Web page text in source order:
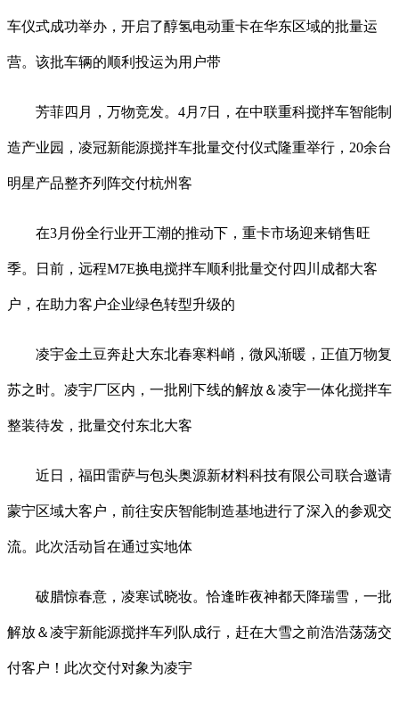
车仪式成功举办，开启了醇氢电动重卡在华东区域的批量运
营。该批车辆的顺利投运为用户带
芳菲四月，万物竞发。4月7日，在中联重科搅拌车智能制
造产业园，凌冠新能源搅拌车批量交付仪式隆重举行，20余台
明星产品整齐列阵交付杭州客
在3月份全行业开工潮的推动下，重卡市场迎来销售旺
季。日前，远程M7E换电搅拌车顺利批量交付四川成都大客
户，在助力客户企业绿色转型升级的
凌宇金土豆奔赴大东北春寒料峭，微风渐暖，正值万物复
苏之时。凌宇厂区内，一批刚下线的解放＆凌宇一体化搅拌车
整装待发，批量交付东北大客
近日，福田雷萨与包头奥源新材料科技有限公司联合邀请
蒙宁区域大客户，前往安庆智能制造基地进行了深入的参观交
流。此次活动旨在通过实地体
破腊惊春意，凌寒试晓妆。恰逢昨夜神都天降瑞雪，一批
解放＆凌宇新能源搅拌车列队成行，赶在大雪之前浩浩荡荡交
付客户！此次交付对象为凌宇